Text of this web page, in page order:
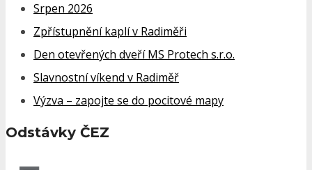
Srpen 2026
Zpřístupnění kaplí v Radiměři
Den otevřených dveří MS Protech s.r.o.
Slavnostní víkend v Radiměř
Výzva – zapojte se do pocitové mapy
Odstávky ČEZ